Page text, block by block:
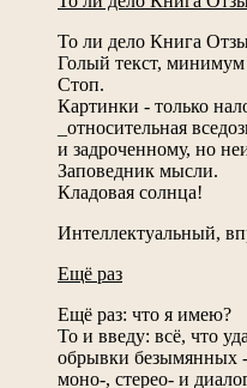
То ли дело Книга
Голый текст, минимум
Стоп.
Картинки - только
_относительная
и задроченному, но
Заповедник мысли.
Кладовая солнца!
Интеллектуальный,
Ещё раз
Ещё раз: что я имею?
То и введу: всё, что
обрывки безымянных -
моно-, стерео- и